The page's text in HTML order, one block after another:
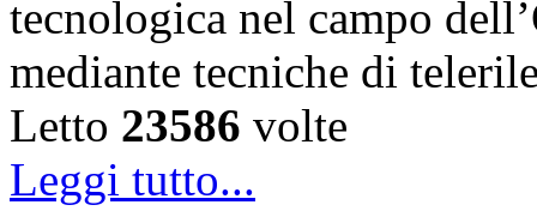
tecnologica nel campo
mediante tecniche di
Letto 23586 volte
Leggi tutto...